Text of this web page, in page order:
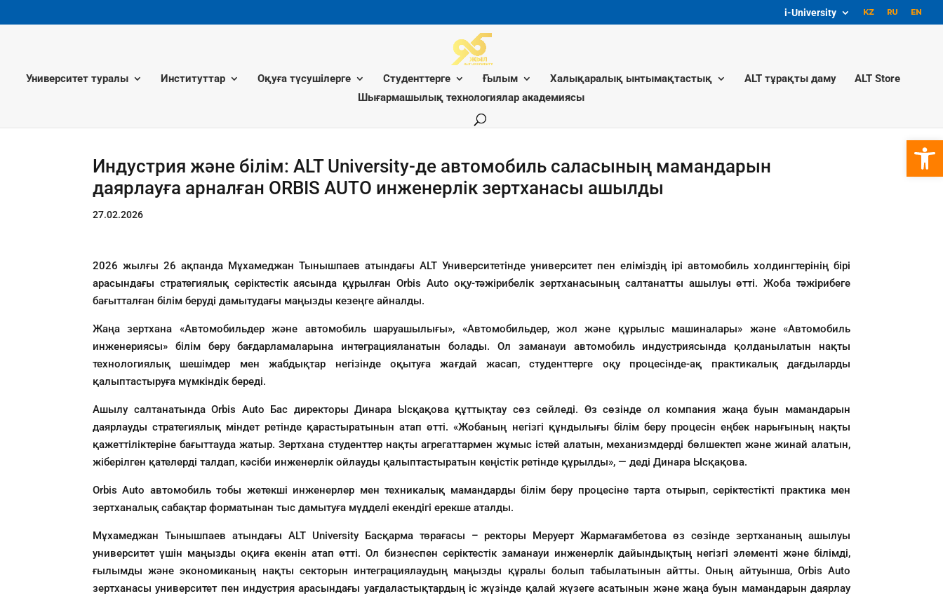
i-University
Университет туралы Институттар Оқуға түсушілерге Студенттерге Ғылым Халықаралық ынтымақтастық ALT тұрақты даму
ALT Store
Шығармашылық технологиялар академиясы
Индустрия және білім: ALT University-де автомобиль саласының мамандарын
даярлауға арналған ORBIS AUTO инженерлік зертханасы ашылды
27.02.2026
2026 жылғы 26 ақпанда Мұхамеджан Тынышпаев атындағы ALT Университетінде университет пен еліміздің ірі автомобиль холдингтерінің бірі
арасындағы стратегиялық серіктестік аясында құрылған Orbis Auto оқу-тәжірибелік зертханасының салтанатты ашылуы өтті. Жоба тәжірибеге
бағытталған білім беруді дамытудағы маңызды кезеңге айналды.
Жаңа зертхана «Автомобильдер және автомобиль шаруашылығы», «Автомобильдер, жол және құрылыс машиналары» және «Автомобиль
инженериясы» білім беру бағдарламаларына интеграцияланатын болады. Ол заманауи автомобиль индустриясында қолданылатын нақты
технологиялық шешімдер мен жабдықтар негізінде оқытуға жағдай жасап, студенттерге оқу процесінде-ақ практикалық дағдыларды
қалыптастыруға мүмкіндік береді.
Ашылу салтанатында Orbis Auto Бас директоры Динара Ысқақова құттықтау сөз сөйледі. Өз сөзінде ол компания жаңа буын мамандарын
даярлауды стратегиялық міндет ретінде қарастыратынын атап өтті. «Жобаның негізгі құндылығы білім беру процесін еңбек нарығының нақты
қажеттіліктеріне бағыттауда жатыр. Зертхана студенттер нақты агрегаттармен жұмыс істей алатын, механизмдерді бөлшектеп және жинай алатын,
жіберілген қателерді талдап, кәсіби инженерлік ойлауды қалыптастыратын кеңістік ретінде құрылды», — деді Динара Ысқақова.
Orbis Auto автомобиль тобы жетекші инженерлер мен техникалық мамандарды білім беру процесіне тарта отырып, серіктестікті практика мен
зертханалық сабақтар форматынан тыс дамытуға мүдделі екендігі ерекше аталды.
Мұхамеджан Тынышпаев атындағы ALT University Басқарма төрағасы – ректоры Меруерт Жармағамбетова өз сөзінде зертхананың ашылуы
университет үшін маңызды оқиға екенін атап өтті. Ол бизнеспен серіктестік заманауи инженерлік дайындықтың негізгі элементі және білімді,
ғылымды және экономиканың нақты секторын интеграциялаудың маңызды құралы болып табылатынын айтты. Оның айтуынша, Orbis Auto
зертханасы университет пен индустрия арасындағы уағдаластықтардың іс жүзінде қалай жүзеге асатынын және жаңа буын мамандарын даярлау